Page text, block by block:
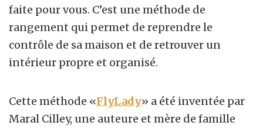
faite pour vous. C’est une méthode de
rangement qui permet de reprendre le
contrôle de sa maison et de retrouver un
intérieur propre et organisé.
Cette méthode «FlyLady» a été inventée par
Maral Cilley, une auteure et mère de famille